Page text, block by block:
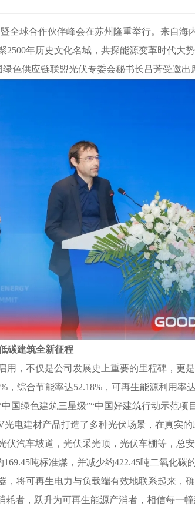
球合作伙伴峰会在苏州隆重举行。来自海
年历史文化名城，共探能源变革时代大
色供应链联盟光伏专委会秘书长吕芳受邀出
碳建筑全新征程
不仅是公司发展史上重要的里程碑，更
综合节能率达52.18%，可再生能源利用率
国绿色建筑三星级”“中国好建筑行动示范项
电建材产品打造了多种光伏场景，在真实
汽车坡道，光伏采光顶，光伏车棚等，总
吨标准煤，并减少约422.45吨二氧化碳
，将可再生电力与负载端有效地联系起来，
者，跃升为可再生能源产消者，相信每一